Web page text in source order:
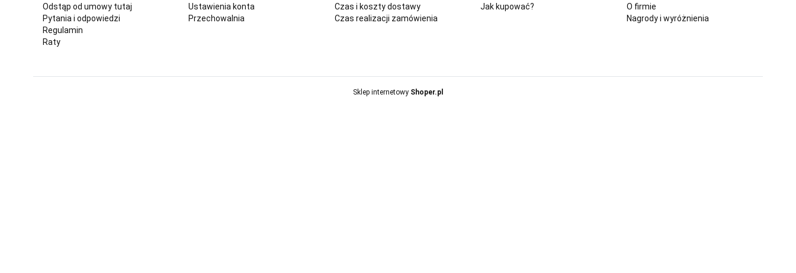
Odstąp od umowy tutaj
Pytania i odpowiedzi
Regulamin
Raty
Ustawienia konta
Przechowalnia
Czas i koszty dostawy
Czas realizacji zamówienia
Jak kupować?
O firmie
Nagrody i wyróżnienia
Sklep internetowy Shoper.pl